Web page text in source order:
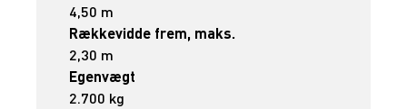
4,50 m
Rækkevidde frem, maks.
2,30 m
Egenvægt
2.700 kg